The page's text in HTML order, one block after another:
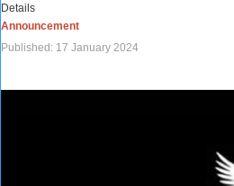
Details
Announcement
Published: 17 January 2024